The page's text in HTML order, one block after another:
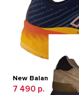
New Balance
7 490 р.
18 990